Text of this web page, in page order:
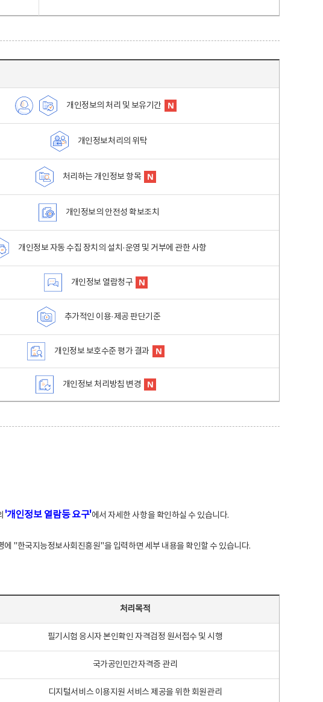
개인정보의 처리 및 보유기간
개인정보처리의 위탁
처리하는 개인정보 항목
개인정보의 안전성 확보조치
개인정보 자동 수집 장치의 설치·운영 및 거부에 관한 사항
개인정보 열람청구
추가적인 이용·제공 판단기준
개인정보 보호수준 평가 결과
개인정보 처리방침 변경
'개인정보 열람등 요구'에서 자세한 사항을 확인하실 수 있습니다.
"한국지능정보사회진흥원"을 입력하면 세부 내용을 확인할 수 있습니다.
처리목적
필기시험 응시자 본인확인 자격검정 원서접수 및 시행
국가공인민간자격증 관리
디지털서비스 이용지원 서비스 제공을 위한 회원관리